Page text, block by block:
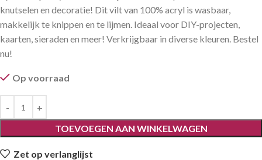
knutselen en decoratie! Dit vilt van 100% acryl is wasbaar,
makkelijk te knippen en te lijmen. Ideaal voor DIY-projecten,
kaarten, sieraden en meer! Verkrijgbaar in diverse kleuren. Bestel
nu!
Op voorraad
TOEVOEGEN AAN WINKELWAGEN
Zet op verlanglijst